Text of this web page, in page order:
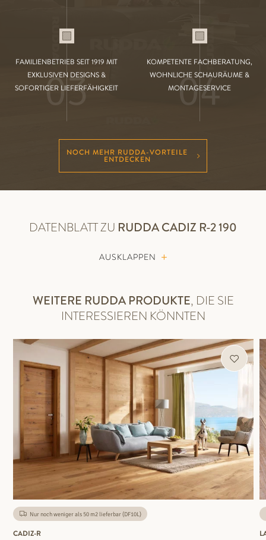
FAMILIENBETRIEB SEIT 1919 MIT
EXKLUSIVEN DESIGNS &
SOFORTIGER LIEFERFÄHIGKEIT
03
KOMPETENTE FACHBERATUNG,
WOHNLICHE SCHAURÄUME &
MONTAGESERVICE
04
NOCH MEHR RUDDA-VORTEILE
ENTDECKEN
DATENBLATT ZU RUDDACADIZ R-2 190
AUSKLAPPEN
WEITERE RUDDA PRODUKTE, DIE SIE
INTERESSIEREN KÖNNTEN
Nur noch weniger als 50 m2 lieferbar (DF10L)
CADIZ-R